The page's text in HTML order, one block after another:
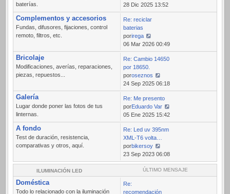
baterías.
Ver
último
mensaje
28 Dic 2025 13:52
Complementos y accesorios
Fundas, difusores, fijaciones, control
remoto, filtros, etc.
Re: reciclar
baterias
porirega
Ver
último
mensaje
06 Mar 2026 00:49
Bricolaje
Modificaciones, averías, reparaciones,
piezas, repuestos...
Re: Cambio 14650
por 18650.
poroseznos
Ver
último
mensaje
24 Sep 2025 06:18
Galería
Lugar donde poner las fotos de tus
linternas.
Re: Me presento
porEduardo Var
Ver
último
mensaje
05 Ene 2025 15:42
A fondo
Test de duración, resistencia,
comparativas y otros, aquí.
Re: Led uv 395nm
XML-T6 volta…
porbikersoy
Ver
último
mensaje
23 Sep 2023 06:08
ILUMINACIÓN LED ÚLTIMO MENSAJE
Doméstica
Todo lo relacionado con la iluminación
Re:
recomendación